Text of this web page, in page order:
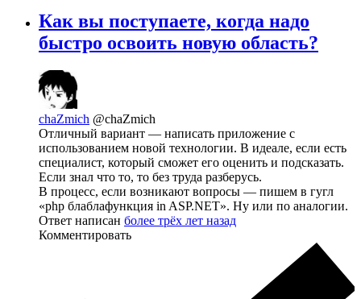
Как вы поступаете, когда надо
быстро освоить новую область?
chaZmich @chaZmich
Отличный вариант — написать приложение с
использованием новой технологии. В идеале, если есть
специалист, который сможет его оценить и подсказать.
Если знал что то, то без труда разберусь.
В процесс, если возникают вопросы — пишем в гугл
«php блаблафункция in ASP.NET». Ну или по аналогии.
Ответ написан более трёх лет назад
Комментировать